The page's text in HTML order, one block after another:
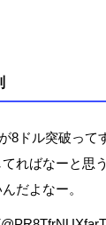
8ドル突破って
ればなーと思
だよなー。